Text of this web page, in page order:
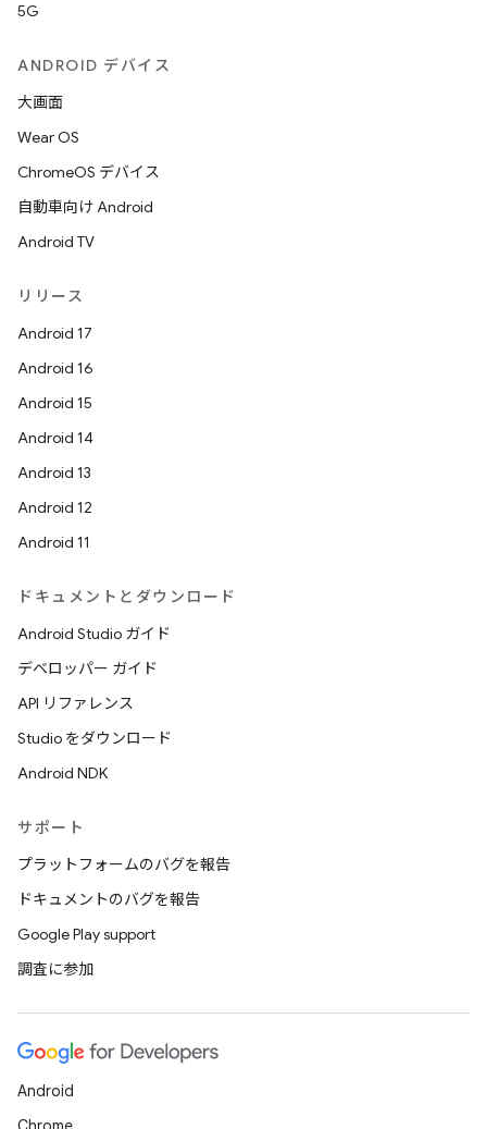
5G
ANDROID デバイス
大画面
Wear OS
ChromeOS デバイス
自動車向け Android
Android TV
リリース
Android 17
Android 16
Android 15
Android 14
Android 13
Android 12
Android 11
ドキュメントとダウンロード
Android Studio ガイド
デベロッパー ガイド
API リファレンス
Studio をダウンロード
Android NDK
サポート
プラットフォームのバグを報告
ドキュメントのバグを報告
Google Play support
調査に参加
Android